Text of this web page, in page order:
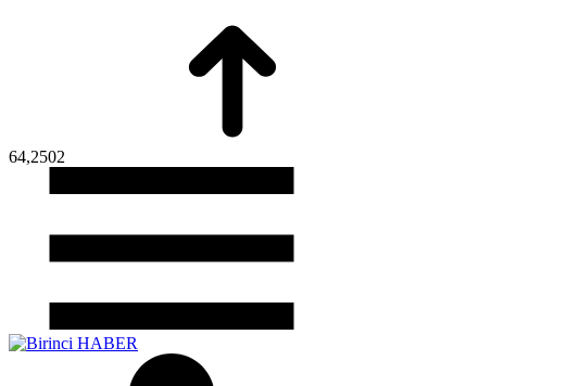
64,2502